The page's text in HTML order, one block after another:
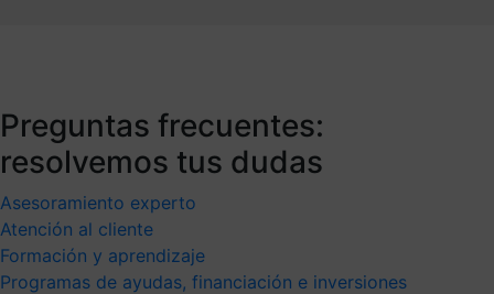
Preguntas frecuentes:
resolvemos tus dudas
Asesoramiento experto
Atención al cliente
Formación y aprendizaje
Programas de ayudas, financiación e inversiones